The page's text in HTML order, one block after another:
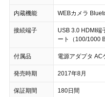
内蔵機能 WEBカメラ
接続端子
USB 3.0 HDMI端
ート（100/1000
付属品 電源アダプタ AC
発売時期 2017年8月
保証期間 180日間